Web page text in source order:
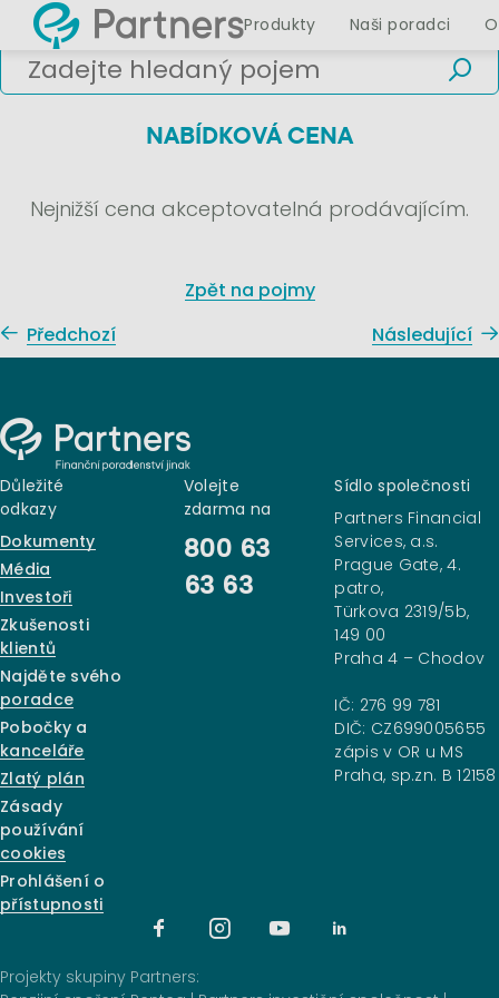
Produkty Naši poradci
NABÍDKOVÁ CENA
Nejnižší cena akceptovatelná prodávajícím.
Zpět na pojmy
Předchozí
Následující
Důležité
odkazy
Dokumenty
Média
Investoři
Zkušenosti
klientů
Najděte svého
poradce
Pobočky a
kanceláře
Zlatý plán
Zásady
používání
cookies
Prohlášení o
přístupnosti
Volejte
zdarma na
800 63
63 63
Sídlo společnosti
Partners Financial
Services, a.s.
Prague Gate, 4.
patro,
Türkova 2319/5b,
149 00
Praha 4 – Chodov
IČ: 276 99 781
DIČ: CZ699005655
zápis v OR u MS
Praha, sp.zn. B 12158
Projekty skupiny Partners: